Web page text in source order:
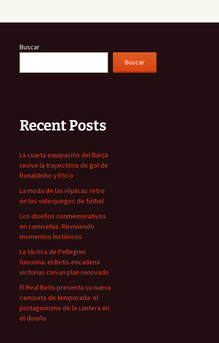
Buscar
Buscar
Recent Posts
La cuarta equipación del Barça
revive la trayectoria de gol de
Ronaldinho y Eto’o
La moda de las réplicas retro
en los videojuegos de fútbol
Los diseños conmemorativos
en camisetas: Reviviendo
momentos históricos
La táctica de Pellegrini
funciona: el Betis encadena
victorias con un plan renovado
El Real Betis presenta su nueva
camiseta de temporada: el
protagonismo de la cantera en
el diseño